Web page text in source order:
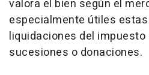
valora el bien según el
especialmente útiles
liquidaciones del impuesto
sucesiones o donaciones.